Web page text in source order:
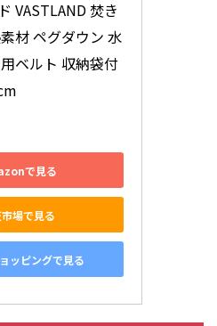
VASTLAND 焚き
材 ペグダウン 水
ベルト 収納袋付
で見る
場で見る
ッピングで見る